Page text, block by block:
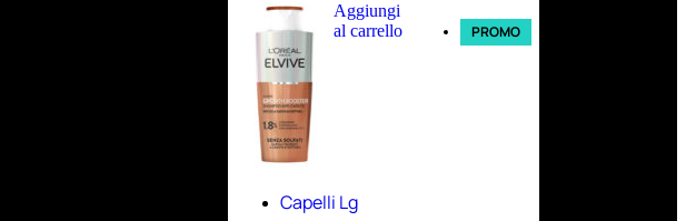
Aggiungi
al carrello
PROMO
Capelli Lg